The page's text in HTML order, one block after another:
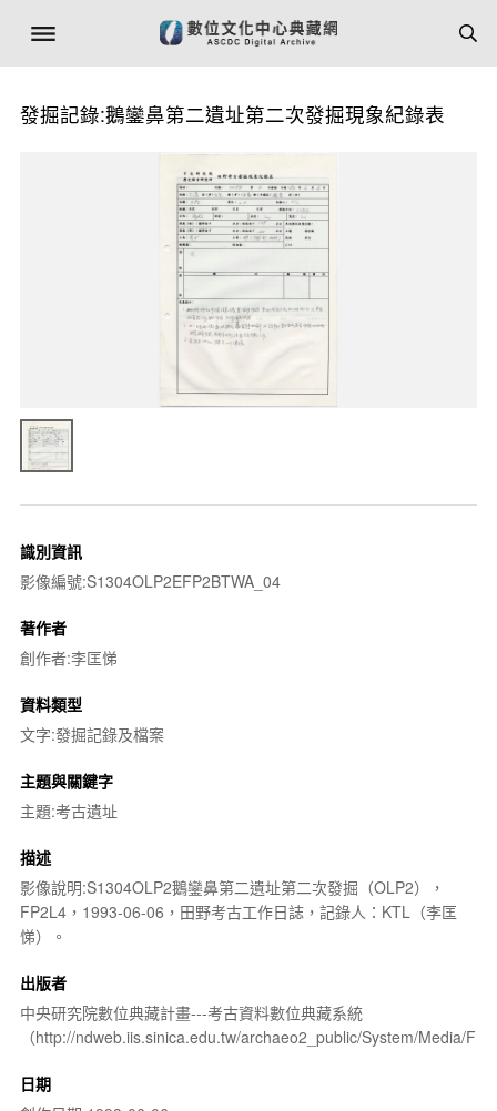
發掘記錄:鵝鑾鼻第二遺址第二次發掘現象紀錄表
識別資訊
影像編號:S1304OLP2EFP2BTWA_04
著作者
創作者:李匡悌
資料類型
文字:發掘記錄及檔案
主題與關鍵字
主題:考古遺址
描述
影像說明:S1304OLP2鵝鑾鼻第二遺址第二次發掘（OLP2），
FP2L4，1993-06-06，田野考古工作日誌，記錄人：KTL（李匡
悌）。
出版者
中央研究院數位典藏計畫---考古資料數位典藏系統
（http://ndweb.iis.sinica.edu.tw/archaeo2_public/System/Media/
日期